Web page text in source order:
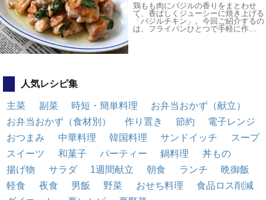
鶏もも肉にバジルの香りをまとわせ
て、香ばしくジューシーに焼き上げる
「バジルチキン」。今回ご紹介するの
は、フライパンひとつで手軽に作…
人気レシピ集
主菜 副菜 時短・簡単料理
お弁当おかず（献立）
お弁当おかず（食材別）
作り置き 節約
電子レンジ
おつまみ
中華料理 韓国料理 サンドイッチ
スープ
スイーツ
和菓子 パーティー 鍋料理
丼もの
揚げ物
サラダ 1週間献立 朝食 ランチ
晩御飯
軽食
夜食 男飯 野菜 おせち料理
食品ロス削減